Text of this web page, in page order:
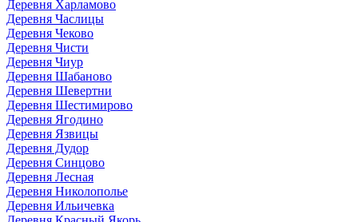
Деревня Харламово
Деревня Часлицы
Деревня Чеково
Деревня Чисти
Деревня Чиур
Деревня Шабаново
Деревня Шевертни
Деревня Шестимирово
Деревня Ягодино
Деревня Язвицы
Деревня Дудор
Деревня Синцово
Деревня Лесная
Деревня Николополье
Деревня Ильичевка